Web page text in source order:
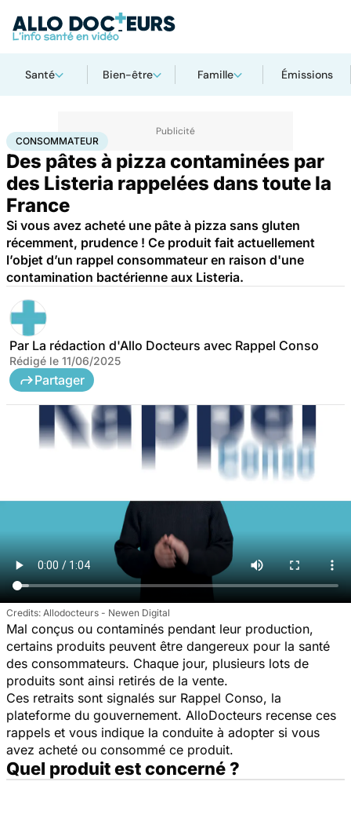
Santé Bien-être Famille Émissions
AccueilSantéConsommateur
CONSOMMATEUR
Des pâtes à pizza contaminées par
des Listeria rappelées dans toute la
France
Si vous avez acheté une pâte à pizza sans gluten
récemment, prudence ! Ce produit fait actuellement
l’objet d’un rappel consommateur en raison d'une
contamination bactérienne aux Listeria.
Par La rédaction d'Allo Docteurs avec Rappel Conso
Rédigé le 11/06/2025
Partager
Allodocteurs - Newen Digital
Mal conçus ou contaminés pendant leur production,
certains produits peuvent être dangereux pour la santé
des consommateurs. Chaque jour, plusieurs lots de
produits sont ainsi retirés de la vente.
Ces retraits sont signalés sur Rappel Conso, la
plateforme du gouvernement. AlloDocteurs recense ces
rappels et vous indique la conduite à adopter si vous
avez acheté ou consommé ce produit.
Quel produit est concerné ?